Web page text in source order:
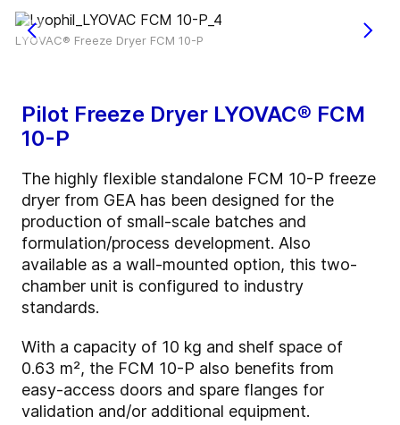
LYOVAC® Freeze Dryer FCM 10-P
Pilot Freeze Dryer LYOVAC® FCM
10-P
The highly flexible standalone FCM 10-P freeze
dryer from GEA has been designed for the
production of small-scale batches and
formulation/process development. Also
available as a wall-mounted option, this two-
chamber unit is configured to industry
standards.
With a capacity of 10 kg and shelf space of
0.63 m², the FCM 10-P also benefits from
easy-access doors and spare flanges for
validation and/or additional equipment.